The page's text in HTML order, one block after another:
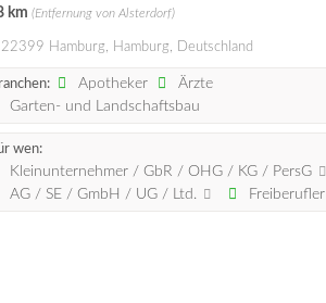
km (Entfernung von Alsterdorf)
22399 Hamburg, Hamburg, Deutschland
Apotheker
Ärzte
Garten- und Landschaftsbau
wen:
Kleinunternehmer / GbR / OHG / KG / PersG
AG / SE / GmbH / UG / Ltd.
Freiberufler